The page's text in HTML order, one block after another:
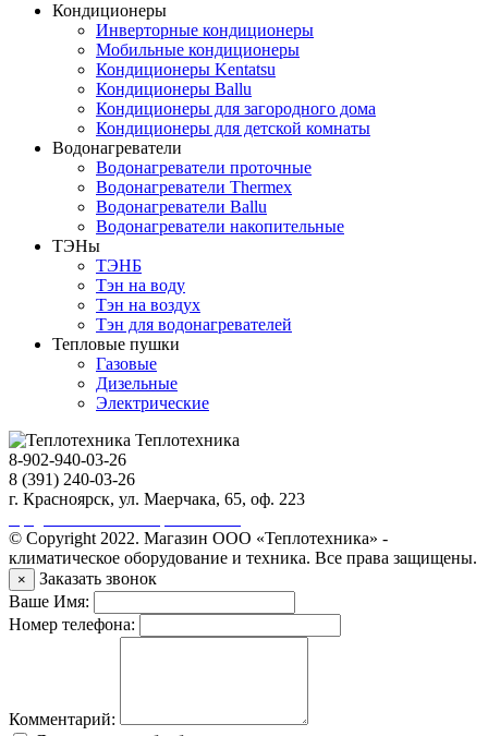
Кондиционеры
Инверторные кондиционеры
Мобильные кондиционеры
Кондиционеры Kentatsu
Кондиционеры Ballu
Кондиционеры для загородного дома
Кондиционеры для детской комнаты
Водонагреватели
Водонагреватели проточные
Водонагреватели Thermex
Водонагреватели Ballu
Водонагреватели накопительные
ТЭНы
ТЭНБ
Тэн на воду
Тэн на воздух
Тэн для водонагревателей
Тепловые пушки
Газовые
Дизельные
Электрические
Теплотехника
8-902-940-03-26
8 (391) 240-03-26
г. Красноярск, ул. Маерчака, 65, оф. 223
© Copyright 2022. Магазин ООО «Теплотехника» -
климатическое оборудование и техника. Все права защищены.
×
Заказать звонок
Ваше Имя:
Номер телефона:
Комментарий: